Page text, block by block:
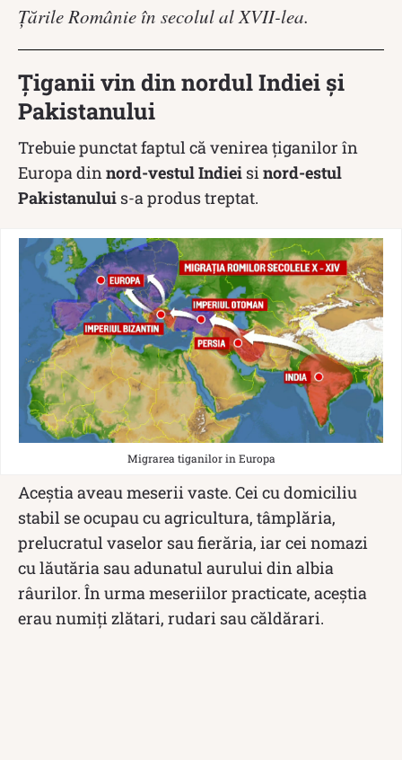
Țările Românie în secolul al XVII-lea.
Țiganii vin din nordul Indiei și
Pakistanului
Trebuie punctat faptul că venirea țiganilor în
Europa din nord-vestul Indiei si nord-estul
Pakistanului s-a produs treptat.
Migrarea tiganilor in Europa
Aceștia aveau meserii vaste. Cei cu domiciliu
stabil se ocupau cu agricultura, tâmplăria,
prelucratul vaselor sau fierăria, iar cei nomazi
cu lăutăria sau adunatul aurului din albia
râurilor. În urma meseriilor practicate, aceștia
erau numiți zlătari, rudari sau căldărari.